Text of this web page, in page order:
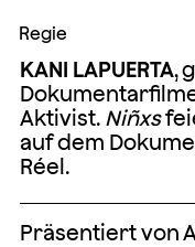
Regie
KANI LAPUERTA,
Aktivist. Niñxs
auf dem
Réel.
Präsentiert von